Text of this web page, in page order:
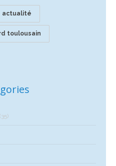
actualité
toulousain
(35)